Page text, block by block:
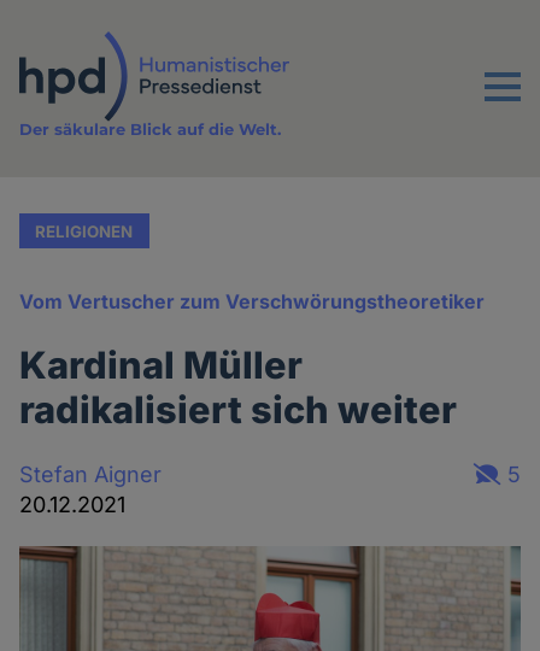
Inhalt
Menu
Der säkulare Blick auf die Welt.
RELIGIONEN
Vom Vertuscher zum Verschwörungstheoretiker
Kardinal Müller
radikalisiert sich weiter
Stefan Aigner
20.12.2021
5